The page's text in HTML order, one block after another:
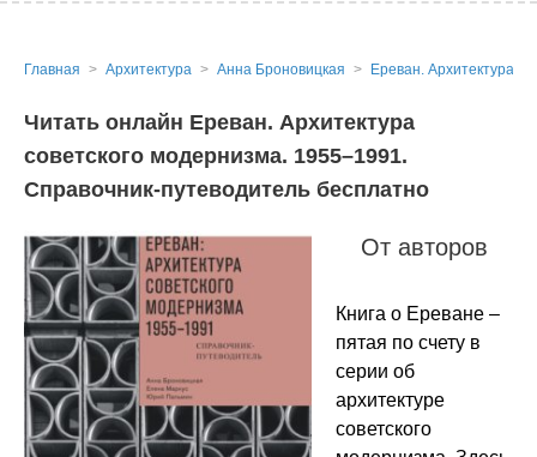
Главная Архитектура Анна Броновицкая Ереван. Архитектура
Читать онлайн Ереван. Архитектура
советского модернизма. 1955–1991.
Справочник-путеводитель бесплатно
От авторов
Книга о Ереване –
пятая по счету в
серии об
архитектуре
советского